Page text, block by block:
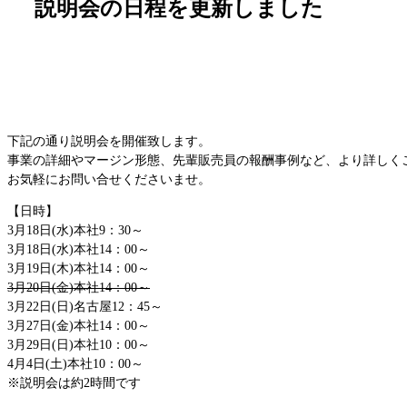
説明会の日程を更新しました
下記の通り説明会を開催致します。
事業の詳細やマージン形態、先輩販売員の報酬事例など、より詳しく
お気軽にお問い合せくださいませ。
【日時】
3月18日(水)本社9：30～
3月18日(水)本社14：00～
3月19日(木)本社14：00～
3月20日(金)本社14：00～
3月22日(日)名古屋12：45～
3月27日(金)本社14：00～
3月29日(日)本社10：00～
4月4日(土)本社10：00～
※説明会は約2時間です